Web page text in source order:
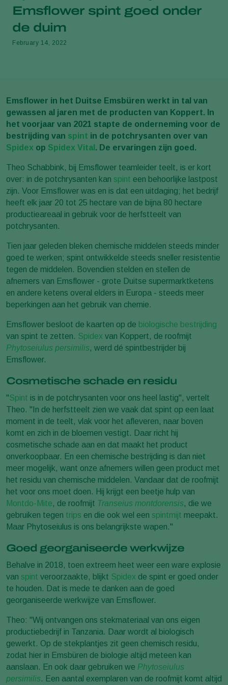
Emsflower spint goed onder
de duim
February 14, 2022
Emsflower in het Duitse Emsbüren werkt in tal van
gewassen al jaren met de producten van Koppert. In
het voorjaar van 2021 stapte de onderneming voor de
bestrijding van spint in de potchrysanten over van
Spidex op Spidex Vital . De ervaringen zijn goed.
Theo Schabbink, bij Emsflower teamleider teelt, is er kort
over: in de potchrysanten kan spint een behoorlijke lastpost
zijn. Voor Emsflower was en is dat een uitdaging; het bedrijf
heeft elk jaar 20 tot 25 hectare van de bijna 80 hectare
productieareaal in gebruik voor de herfstteelt van
potchrysanten.
Tien jaar geleden bleken chemische middelen steeds minder
goed te werken; spint ontwikkelde steeds sneller resistentie
tegen de middelen. Bovendien stelden en stellen de
afnemers van Emsflower - grote Duitse supermarktketens
en andere ketens overal elders in Europa - steeds meer
beperkingen aan het gebruik van chemie.
Emsflower besloot de kaarten op de biologische bestrijding
van spint te zetten. Spidex van Koppert, de roofmijt
Phytoseiulus persimilis, werd dé spintbestrijder bij
Emsflower.
Cosmetische schade en residu
"Spint is in de potchrysanten voor ons heel lastig", vertelt
Theo. "In de herfstteelt zien we vaak dat spint op een laat
moment in de teelt, vlak voor het afleveren, naar boven
komt en zich in de bloemen vestigt. Daar richt hij
cosmetische schade aan en dat maakt het product
onverkoopbaar. En een chemische bestrijding is dan niet
meer mogelijk, want onze afnemers willen geen product met
het residu van chemische middelen. Vandaar dat de roofmijt
het voor ons moet doen. Hij krijgt een beetje hulp van
Montdo-Mite, de roofmijt Transeius montdorensis, die we
gebruiken tegen trips en die ook wel een spintmijt meepakt.
Maar Phytoseiulus is ons belangrijkste wapen."
Goed georganiseerde werkwijze
Behalve in 2018, toen extreem heet weer een ware explosie
van spint veroorzaakte, blijkt Spidex de spint er goed onder
te houden. Dat is mede te danken aan de goed
georganiseerde werkwijze van Emsflower.
Theo: "Wij ontvangen ons stekmateriaal van ons eigen
productiebedrijf in Tanzania. Daar wordt al biologisch
gewerkt. Op de stekplantjes zit geen chemisch residu,
zodat hier in Emsbüren de biologie altijd meteen kan
aanslaan. En ook daar gebruiken we Phytoseiulus
persimilis. Een aantal exemplaren van de roofmijt komt altijd